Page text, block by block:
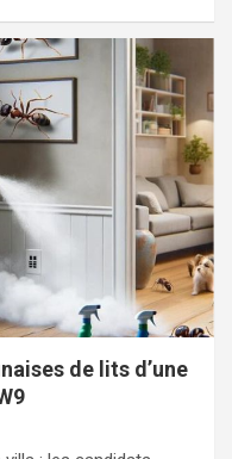
de lits d’une